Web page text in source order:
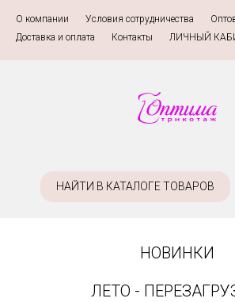
О компании Условия сотрудничества
Доставка и оплата
Контакты ЛИЧНЫЙ
НАЙТИ В КАТАЛОГЕ ТОВАРОВ
НОВИНКИ
ЛЕТО -